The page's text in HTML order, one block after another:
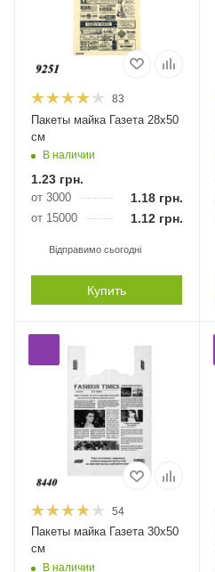
83
Пакеты майка Газета 28х50
см
В наличии
1.23 грн.
от 3000 1.18грн.
от 15000 1.12грн.
Відправимо сьогодні
Купить
54
Пакеты майка Газета 30х50
см
В наличии